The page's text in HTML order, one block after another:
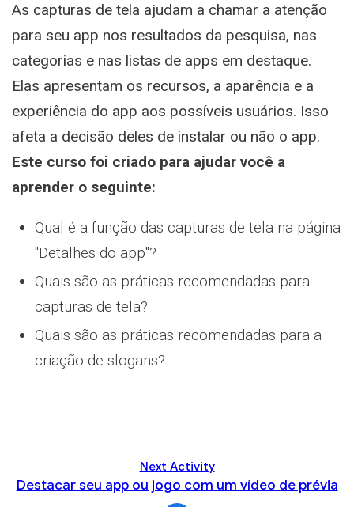
As capturas de tela ajudam a chamar a atenção
para seu app nos resultados da pesquisa, nas
categorias e nas listas de apps em destaque.
Elas apresentam os recursos, a aparência e a
experiência do app aos possíveis usuários. Isso
afeta a decisão deles de instalar ou não o app.
Este curso foi criado para ajudar você a
aprender o seguinte:
Qual é a função das capturas de tela na página
"Detalhes do app"?
Quais são as práticas recomendadas para
capturas de tela?
Quais são as práticas recomendadas para a
criação de slogans?
Next Activity
Destacar seu app ou jogo com um vídeo de prévia